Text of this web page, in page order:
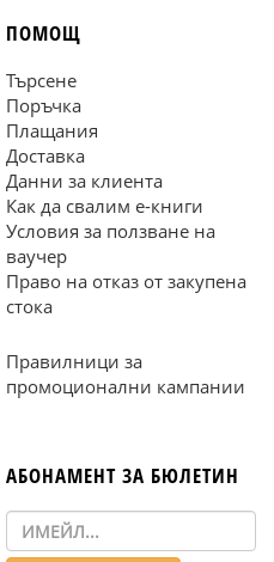
ПОМОЩ
Търсене
Поръчка
Плащания
Доставка
Данни за клиента
Как да свалим е-книги
Условия за ползване на
ваучер
Право на отказ от закупена
стока
Правилници за
промоционални кампании
АБОНАМЕНТ ЗА БЮЛЕТИН